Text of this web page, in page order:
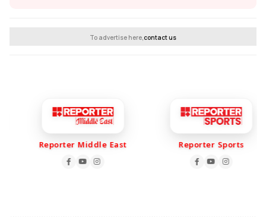
To advertise here,contact us
Reporter Middle East Reporter Sports